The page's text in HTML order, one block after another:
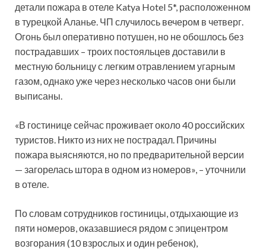
детали пожара в отеле Katya Hotel 5*, расположенном
в турецкой Аланье. ЧП случилось вечером в четверг.
Огонь был оперативно потушен, но не обошлось без
пострадавших – троих постояльцев доставили в
местную больницу с легким отравлением угарным
газом, однако уже через несколько часов они были
выписаны.
«В гостинице сейчас проживает около 40 российских
туристов. Никто из них не пострадал. Причины
пожара выясняются, но по предварительной версии
— загорелась штора в одном из номеров», – уточнили
в отеле.
По словам сотрудников гостиницы, отдыхающие из
пяти номеров, оказавшиеся рядом с эпицентром
возгорания (10 взрослых и один ребенок),